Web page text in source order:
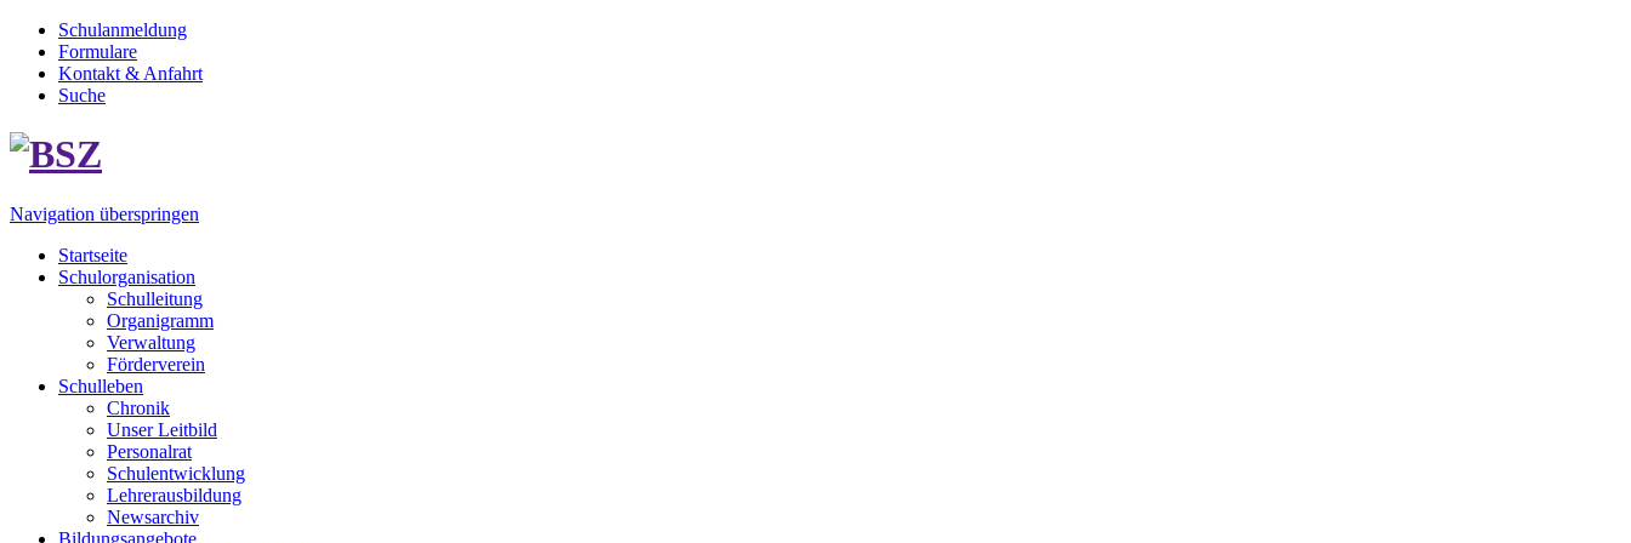
Schulanmeldung
Formulare
Kontakt & Anfahrt
Suche
Navigation überspringen
Startseite
Schulorganisation
Schulleitung
Organigramm
Verwaltung
Förderverein
Schulleben
Chronik
Unser Leitbild
Personalrat
Schulentwicklung
Lehrerausbildung
Newsarchiv
Bildungsangebote